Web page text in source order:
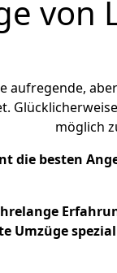
von
aufregende,
möglich
die besten
Umzüge